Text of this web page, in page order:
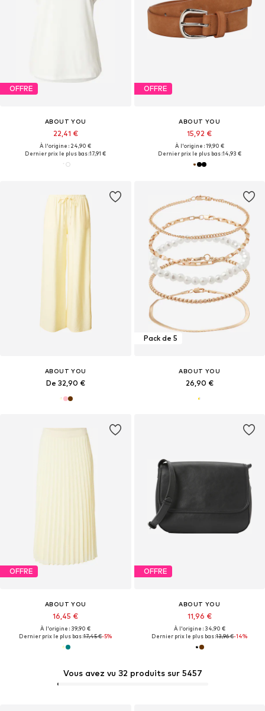
OFFRE
ABOUT YOU
22,41 €
À l'origine : 24,90 €
Dernier prix le plus bas :17,91 €
OFFRE
ABOUT YOU
15,92 €
À l'origine : 19,90 €
Dernier prix le plus bas :14,93 €
Vous avez vu 32 produits sur 5457
ABOUT YOU
De 32,90 €
Pack de 5
ABOUT YOU
26,90 €
OFFRE
ABOUT YOU
16,45 €
À l'origine : 39,90 €
Dernier prix le plus bas :17,45 €-5%
OFFRE
ABOUT YOU
11,96 €
À l'origine : 34,90 €
Dernier prix le plus bas :13,96 €-14%